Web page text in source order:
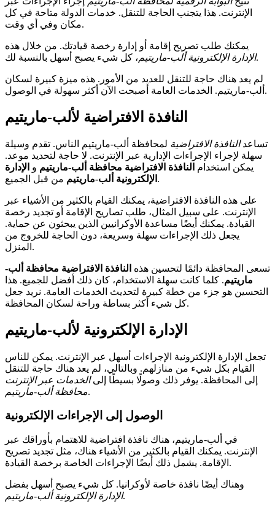
الإنترنت. هذا يتجنب الحاجة للتنقل. خدمات الدولة متاحة في كل
مكان وفي أي وقت.
يمكنك طلب تصريح إقامة أو إدارة رخصة قيادتك. من خلال هذه
الإدارة الإلكترونية ألب-ماريتيم، كل شيء يصبح أسهل بالنسبة لك.
لم يعد هناك حاجة للتنقل للعديد من الأمور. هذه ميزة كبيرة لسكان
ألب-ماريتيم. الخدمات العامة أصبحت الآن أكثر سهولة في الوصول.
النافذة الافتراضية لألب-ماريتيم
تساعدالنافذة الافتراضية لمحافظة ألب-ماريتيم الناس. تقدم وسيلة
سهلة لإجراء الإجراءات الإدارية عبر الإنترنت. لا حاجة لتحديد موعد.
يمكن استخدام النافذة الافتراضية محافظة ألب-ماريتيم و الإدارة
الإلكترونية ألب-ماريتيم من قبل الجميع.
على هذه النافذة الافتراضية، يمكنك القيام بالكثير من الأشياء عبر
الإنترنت. على سبيل المثال، طلب تصاريح الإقامة أو تجديد رخصة
القيادة. يمكنك أيضًا مساعدة الأوكرانيين الذين يبحثون عن حماية.
يجعل ذلك الإجراءات سهلة وسريعة، دون الحاجة للخروج من
المنزل.
تسعى المحافظة دائمًا لتحسين هذه النافذة الافتراضية محافظة ألب-
ماريتيم. كلما كانت سهلة الاستخدام، كان ذلك أفضل للجميع. هذا
التحسين هو جزء من خطة كبيرة لتحديث الخدمات العامة. نريد جعل
كل شيء أكثر بساطة وراحة لسكان المحافظة.
الإدارة الإلكترونية لألب-ماريتيم
تجعل الإدارة الإلكترونية الإجراءات أسهل عبر الإنترنت. يمكن للناس
القيام بكل شيء من منازلهم. وبالتالي، لم يعد هناك حاجة للتنقل
إلى المحافظة. يوفر ذلك وصولًا بسيطًا إلىالخدمات عبر الإنترنت
محافظة ألب-ماريتيم.
الوصول إلى الإجراءات الإلكترونية
في ألب-ماريتيم، هناك نافذة افتراضية للاهتمام بأوراقك عبر
الإنترنت. يمكنك القيام بالكثير من الأشياء هناك، مثل تجديد تصريح
الإقامة. يشمل ذلك أيضًا الإجراءات الخاصة برخصة القيادة.
وهناك أيضًا نافذة خاصة لأوكرانيا. كل شيء يصبح أسهل بفضل
الإدارة الإلكترونية ألب-ماريتيم.